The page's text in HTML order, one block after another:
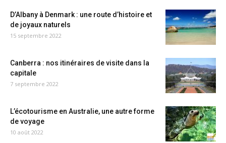
D’Albany à Denmark : une route d’histoire et
de joyaux naturels
15 septembre 2022
Canberra : nos itinéraires de visite dans la
capitale
7 septembre 2022
L’écotourisme en Australie, une autre forme
de voyage
10 août 2022